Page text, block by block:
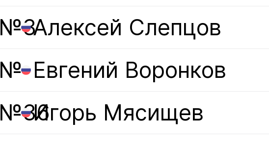
№3Алексей Слепцов
№ Евгений Воронков
№36Игорь Мясищев